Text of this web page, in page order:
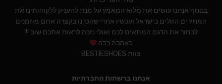
בנוסף אנחנו עושים את מלוא המאמץ על מנת להעניק ללקוחותינו את
המחירים הזולים בישראל.ועכשיו אחרי שהכרנו בקצרה אתם מוזמנים
לבחור את הדגם המתאים לכם ואולי נזכה לראות אתכם שוב !!!
באהבה רבה
צוות BESTIESHOES
אנחנו ברשתות החברתיות